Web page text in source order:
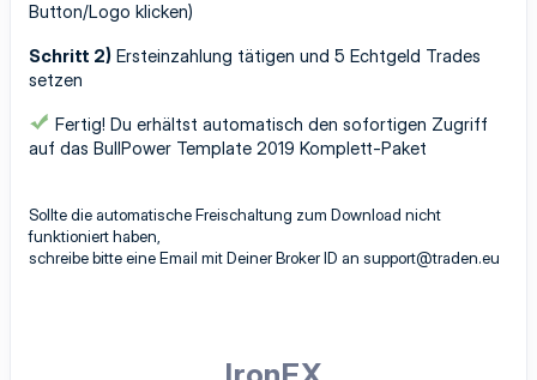
Button/Logo klicken)
Schritt 2) Ersteinzahlung tätigen und 5 Echtgeld Trades
setzen
Fertig! Du erhältst automatisch den sofortigen Zugriff
auf das BullPower Template 2019 Komplett-Paket
Sollte die automatische Freischaltung zum Download nicht
funktioniert haben,
schreibe bitte eine Email mit Deiner Broker ID an support@traden.eu